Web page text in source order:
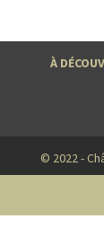
À
© 2022 -